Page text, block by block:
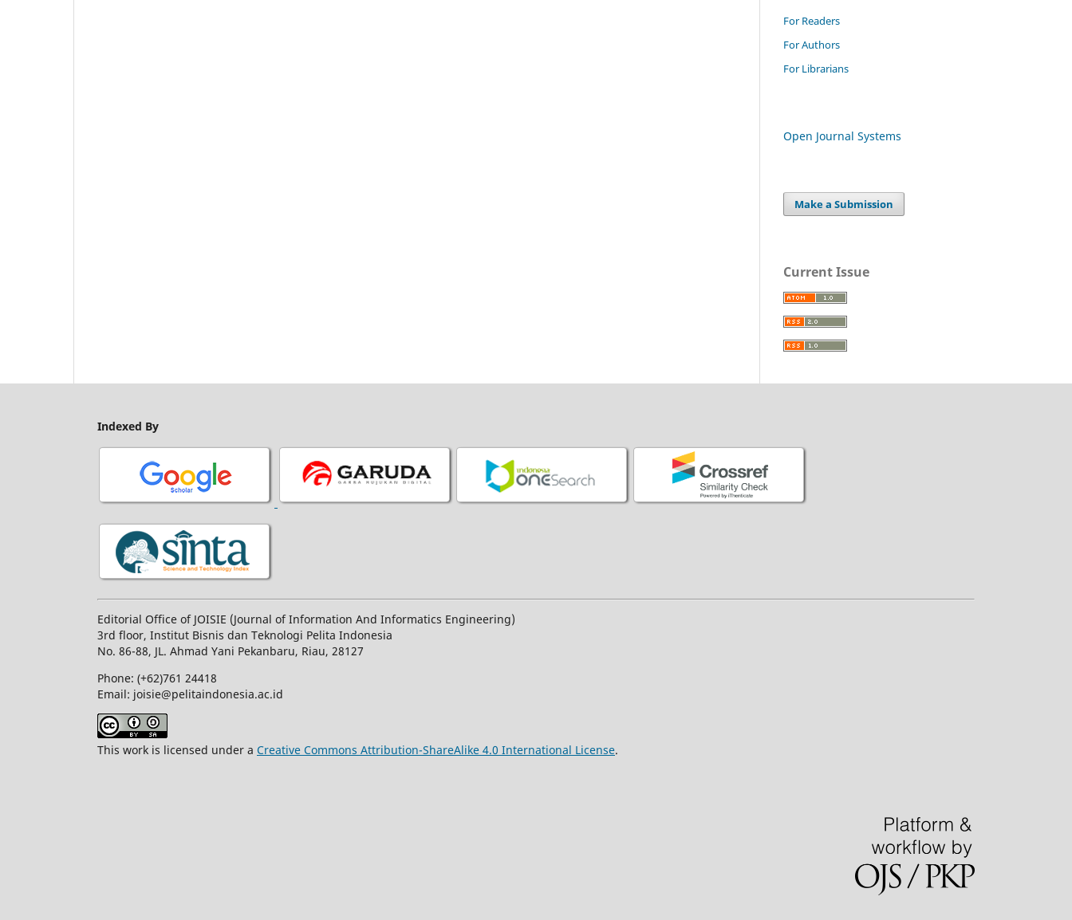
For Readers
For Authors
For Librarians
Open Journal Systems
Make a Submission
Current Issue
Indexed By
Editorial Office of JOISIE (Journal of Information And Informatics Engineering)
3rd floor, Institut Bisnis dan Teknologi Pelita Indonesia
No. 86-88, JL. Ahmad Yani Pekanbaru, Riau, 28127
Phone: (+62)761 24418
Email: joisie@pelitaindonesia.ac.id
This work is licensed under a Creative Commons Attribution-ShareAlike 4.0 International License.